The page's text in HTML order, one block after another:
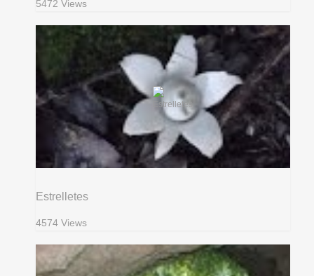
5472 Views
Estrelletes
4574 Views